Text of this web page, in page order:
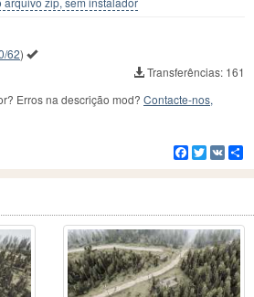
62)
Transferências: 161
Erros na descrição mod? Contacte-nos,
Facebook
Twitter
VK